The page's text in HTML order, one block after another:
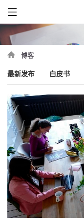
博客
最新发布 白皮书